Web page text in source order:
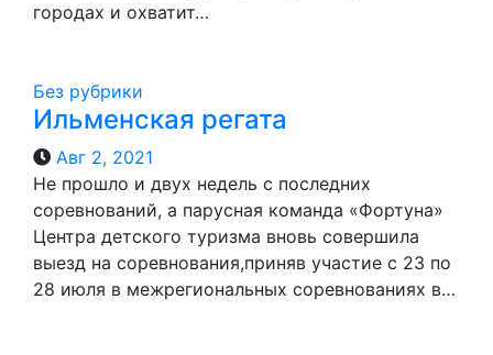
городах и охватит…
Без рубрики
Ильменская регата
Авг 2, 2021
Не прошло и двух недель с последних
соревнований, а парусная команда «Фортуна»
Центра детского туризма вновь совершила
выезд на соревнования,приняв участие с 23 по
28 июля в межрегиональных соревнованиях в…